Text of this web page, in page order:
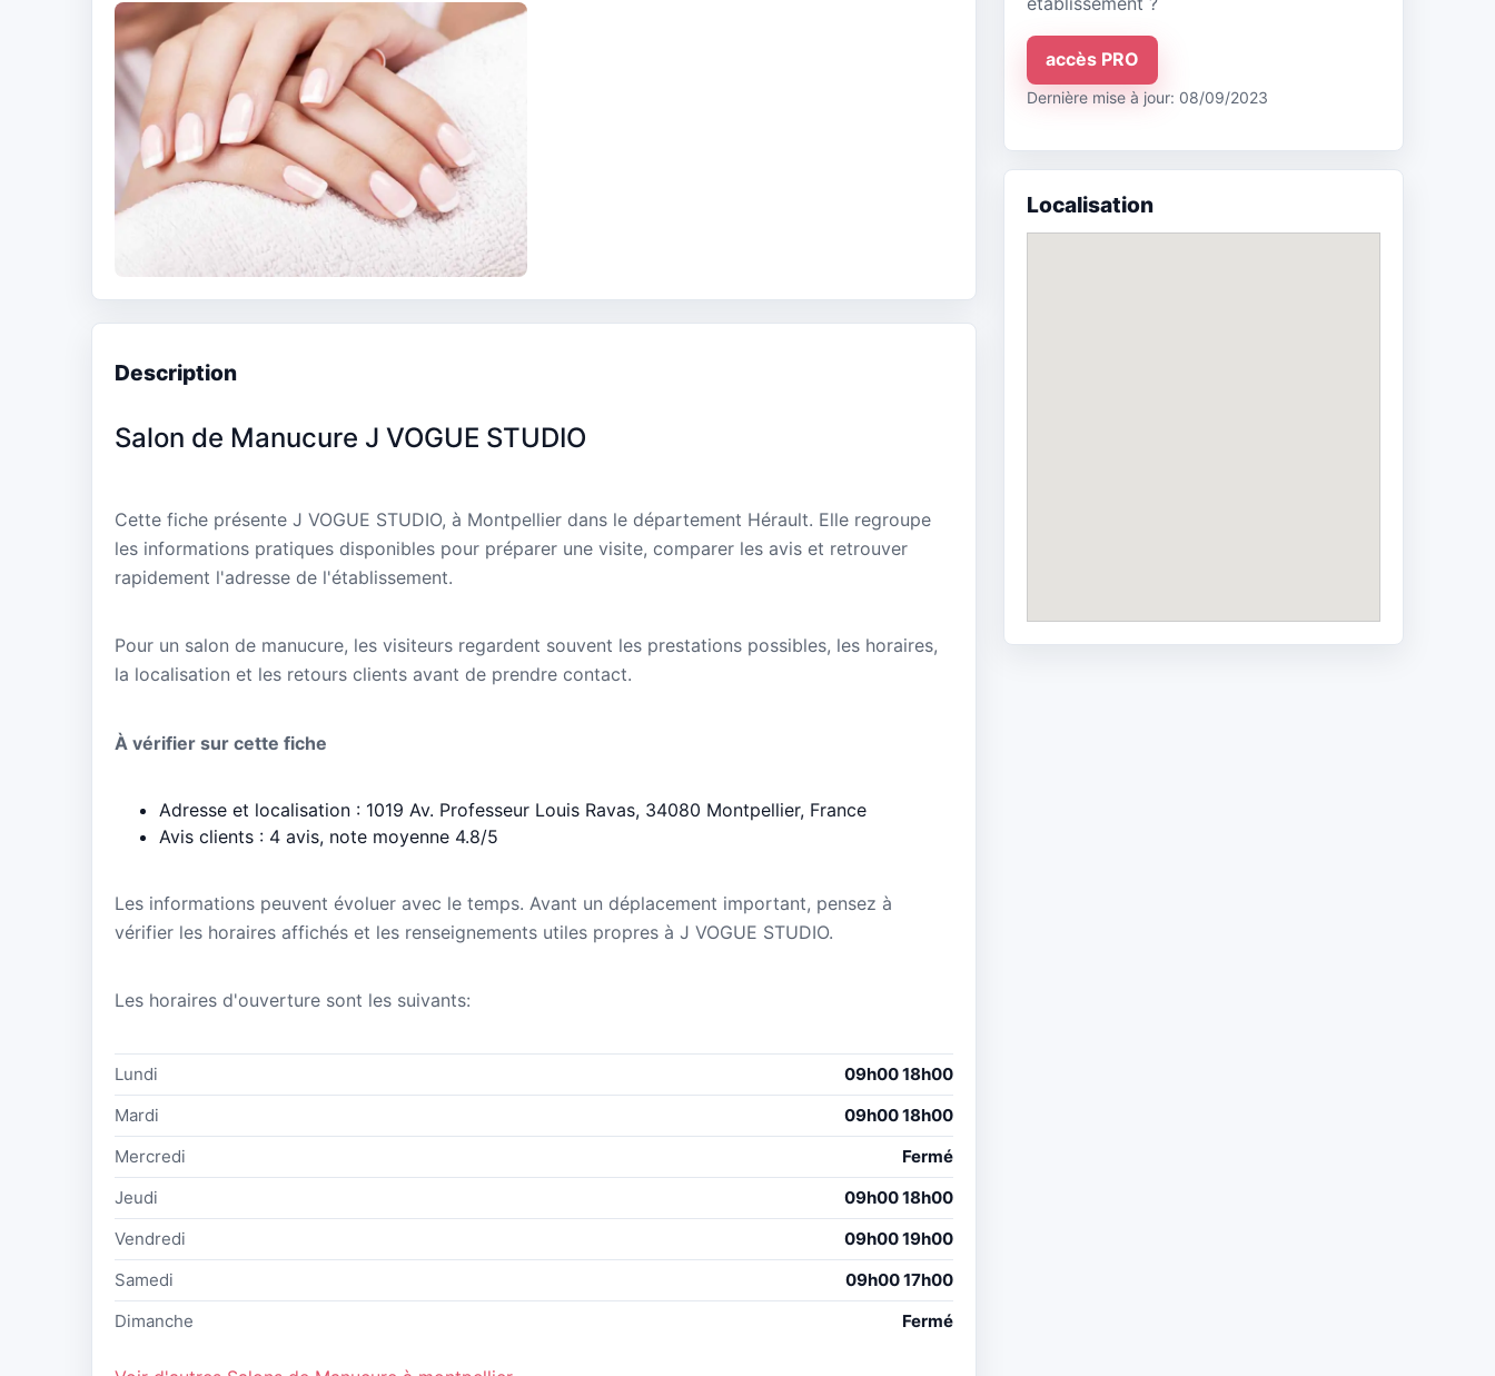
Description
Salon de Manucure J VOGUE STUDIO
Cette fiche présente J VOGUE STUDIO, à Montpellier dans le département Hérault. Elle regroupe
les informations pratiques disponibles pour préparer une visite, comparer les avis et retrouver
rapidement l'adresse de l'établissement.
Pour un salon de manucure, les visiteurs regardent souvent les prestations possibles, les horaires,
la localisation et les retours clients avant de prendre contact.
À vérifier sur cette fiche
Adresse et localisation : 1019 Av. Professeur Louis Ravas, 34080 Montpellier, France
Avis clients : 4 avis, note moyenne 4.8/5
Les informations peuvent évoluer avec le temps. Avant un déplacement important, pensez à
vérifier les horaires affichés et les renseignements utiles propres à J VOGUE STUDIO.
Les horaires d'ouverture sont les suivants:
Lundi
09h00 18h00
Mardi
09h00 18h00
Mercredi
Fermé
Jeudi
09h00 18h00
Vendredi
09h00 19h00
Samedi
09h00 17h00
Dimanche
Fermé
accès PRO
Dernière mise à jour: 08/09/2023
Localisation